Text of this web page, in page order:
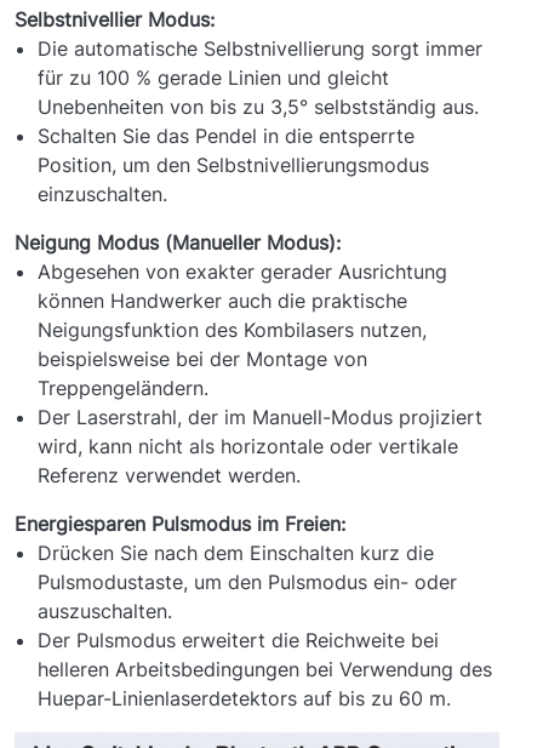
Selbstnivellier Modus:
Die automatische Selbstnivellierung sorgt immer
für zu 100 % gerade Linien und gleicht
Unebenheiten von bis zu 3,5° selbstständig aus.
Schalten Sie das Pendel in die entsperrte
Position, um den Selbstnivellierungsmodus
einzuschalten.
Neigung Modus (Manueller Modus):
Abgesehen von exakter gerader Ausrichtung
können Handwerker auch die praktische
Neigungsfunktion des Kombilasers nutzen,
beispielsweise bei der Montage von
Treppengeländern.
Der Laserstrahl, der im Manuell-Modus projiziert
wird, kann nicht als horizontale oder vertikale
Referenz verwendet werden.
Energiesparen Pulsmodus im Freien:
Drücken Sie nach dem Einschalten kurz die
Pulsmodustaste, um den Pulsmodus ein- oder
auszuschalten.
Der Pulsmodus erweitert die Reichweite bei
helleren Arbeitsbedingungen bei Verwendung des
Huepar-Linienlaserdetektors auf bis zu 60 m.